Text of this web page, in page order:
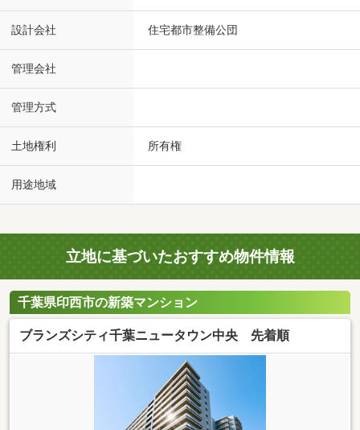
設計会社 住宅都市整備公団
管理会社
管理方式
土地権利 所有権
用途地域
立地に基づいたおすすめ物件情報
千葉県印西市の新築マンション
ブランズシティ千葉ニュータウン中央 先着順